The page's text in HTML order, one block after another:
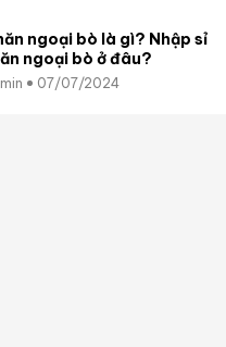
ngoại bò là gì? Nhập sỉ
ngoại bò ở đâu?
07/07/2024